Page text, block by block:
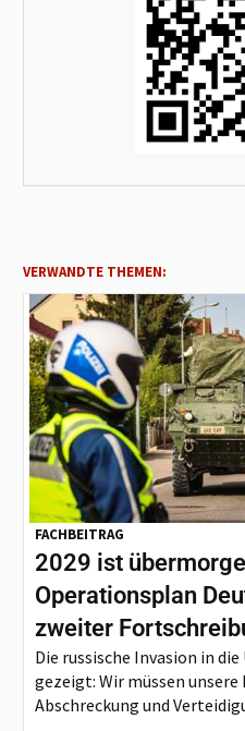
VERWANDTE THEMEN:
FACHBEITRAG
2029 ist
Operationsplan
zweiter
Die russische Invasion in
gezeigt: Wir müssen
Abschreckung und